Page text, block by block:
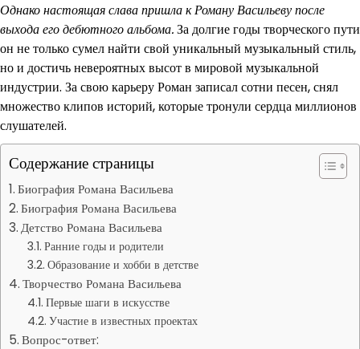
Однако настоящая слава пришла к Роману Васильеву после
выхода его дебютного альбома.За долгие годы творческого пути
он не только сумел найти свой уникальный музыкальный стиль,
но и достичь невероятных высот в мировой музыкальной
индустрии. За свою карьеру Роман записал сотни песен, снял
множество клипов историй, которые тронули сердца миллионов
слушателей.
Содержание страницы
Биография Романа Васильева
Биография Романа Васильева
Детство Романа Васильева
Ранние годы и родители
Образование и хобби в детстве
Творчество Романа Васильева
Первые шаги в искусстве
Участие в известных проектах
Вопрос-ответ: